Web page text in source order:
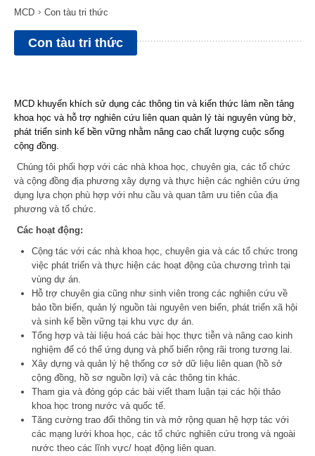
MCD Con tàu tri thức
Con tàu tri thức
MCD khuyến khích sử dụng các thông tin và kiến thức làm nền tảng
khoa học và hỗ trợ nghiên cứu liên quan quản lý tài nguyên vùng bờ,
phát triển sinh kế bền vững nhằm nâng cao chất lượng cuộc sống
cộng đồng.
Chúng tôi phối hợp với các nhà khoa học, chuyên gia, các tổ chức
và cộng đồng địa phương xây dựng và thực hiện các nghiên cứu ứng
dụng lựa chọn phù hợp với nhu cầu và quan tâm ưu tiên của địa
phương và tổ chức.
Các hoạt động:
Cộng tác với các nhà khoa học, chuyên gia và các tổ chức trong
việc phát triển và thực hiện các hoạt động của chương trình tại
vùng dự án.
Hỗ trợ chuyên gia cũng như sinh viên trong các nghiên cứu về
bảo tồn biển, quản lý nguồn tài nguyên ven biển, phát triển xã hội
và sinh kế bền vững tại khu vực dự án.
Tổng hợp và tài liệu hoá các bài học thực tiễn và nâng cao kinh
nghiệm để có thể ứng dụng và phổ biến rộng rãi trong tương lai.
Xây dựng và quản lý hệ thống cơ sở dữ liệu liên quan (hồ sở
cộng đồng, hồ sơ nguồn lợi) và các thông tin khác.
Tham gia và đóng góp các bài viết tham luận tại các hội thảo
khoa học trong nước và quốc tế.
Tăng cường trao đổi thông tin và mở rộng quan hệ hợp tác với
các mạng lưới khoa học, các tổ chức nghiên cứu trong và ngoài
nước theo các lĩnh vực/ hoạt động liên quan.